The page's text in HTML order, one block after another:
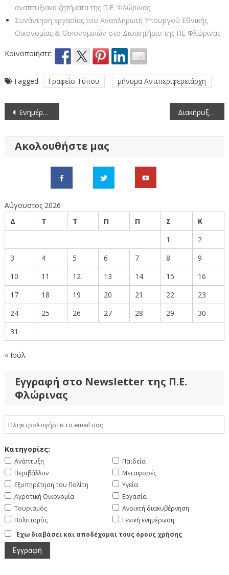
αναπτυξιακά ζητήματα της Π.Ε. Φλώρινας
Συνάντηση εργασίας του Αναπληρωτή Υπουργού Εθνικής
Οικονομίας & Οικονομικών στο Διοικητήριο της ΠΕ Φλώρινας
Κοινοποιήστε:
Tagged Γραφείο Τύπου μήνυμα Αντιπεριφερειάρχη
Πλοήγηση
Ενημέρωση σχετικά με τη χορήγηση αδειών και πινακίδων κυκλοφορίας σε ρυμουλκούμενα οχήματα (τρέιλερ) κατηγορίας Ο1 και Ο2 Διακήρυξη δημοπρασίας για την παραχώρηση κατά χρήση ακινήτου έκτασης 13.485 τμ στο αγρόκτημα «Αμμοχωρίου» ΠΕ Φλώρινας
Ακολουθήστε μας
Αύγουστος 2026
Δ
Τ Τ Π Π Σ
Κ
1
2
3
4 5 6 7 8
9
10
11 12 13 14 15
16
17
18 19 20 21 22
23
24
25 26 27 28 29
30
31
« Ιούλ
Εγγραφή στο Newsletter της Π.Ε.
Φλώρινας
Κατηγορίες:
Ανάπτυξη
Περιβάλλον
Εξυπηρέτηση του Πολίτη
Αγροτική Οικονομία
Τουρισμός
Πολιτισμός
Παιδεία
Μεταφορές
Υγεία
Εργασία
Ανοικτή διακυβέρνηση
Γενική ενημέρωση
Έχω διαβάσει και αποδέχομαι τους όρους χρήσης